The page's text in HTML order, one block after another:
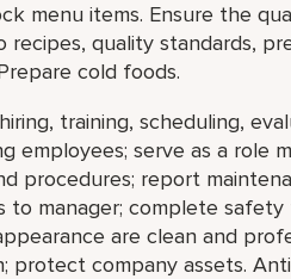
menu items. Ensure the
quality standards,
cold foods.
training, scheduling,
employees; serve as a role
procedures; report
to manager; complete safety
are clean and
protect company assets.